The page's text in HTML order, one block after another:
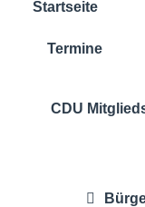
Startseite
Termine
CDU